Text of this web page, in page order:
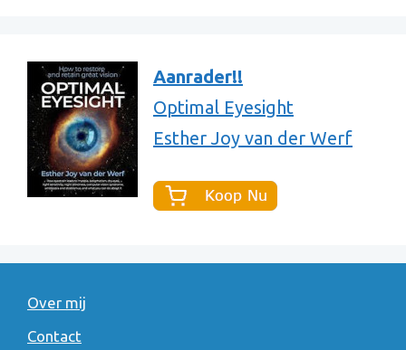
Aanrader!!
Optimal Eyesight
Esther Joy van der Werf
Over mij
Contact